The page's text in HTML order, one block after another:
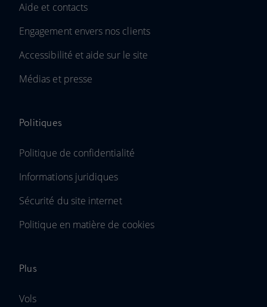
Aide et contacts
Engagement envers nos clients
Accessibilité et aide sur le site
Médias et presse
Politiques
Politique de confidentialité
Informations juridiques
Sécurité du site internet
Politique en matière de cookies
Plus
Vols